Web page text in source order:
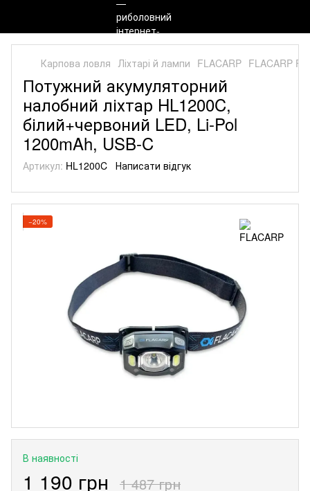
Карпова ловля Ліхтарі й лампи FLACARP FLACARP
Потужний акумуляторний
налобний ліхтар HL1200C,
білий+червоний LED, Li-Pol
1200mAh, USB-C
Артикул: HL1200C Написати відгук
−20%
В наявності
1 190 грн 1 487 грн